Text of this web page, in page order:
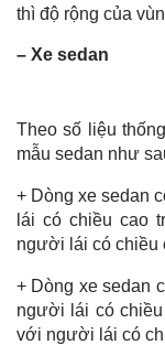
thì độ rộng của
– Xe sedan
Theo số liệu
mẫu sedan như
+ Dòng xe sedan
lái có chiều cao
người lái có chiều
+ Dòng xe sedan
người lái có
với người lái có